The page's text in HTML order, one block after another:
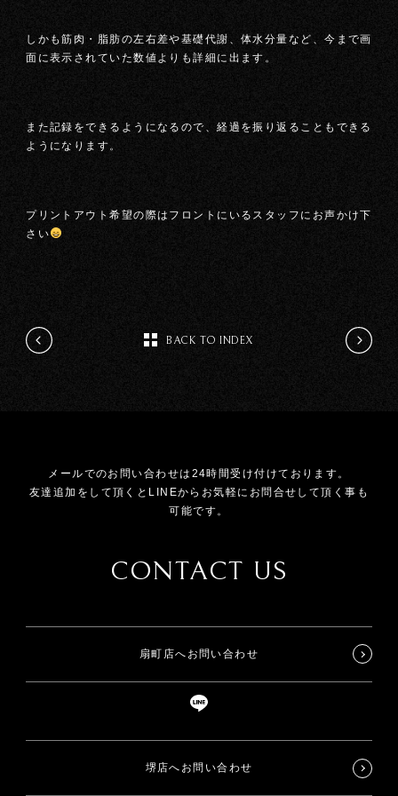
しかも筋肉・脂肪の左右差や基礎代謝、体水分量など、今まで画
面に表示されていた数値よりも詳細に出ます。
また記録をできるようになるので、経過を振り返ることもできる
ようになります。
プリントアウト希望の際はフロントにいるスタッフにお声かけ下
さい
BACK TO INDEX
メールでのお問い合わせは24時間受け付けております。
友達追加をして頂くとLINEからお気軽にお問合せして頂く事も
可能です。
CONTACT US
扇町店へお問い合わせ
堺店へお問い合わせ